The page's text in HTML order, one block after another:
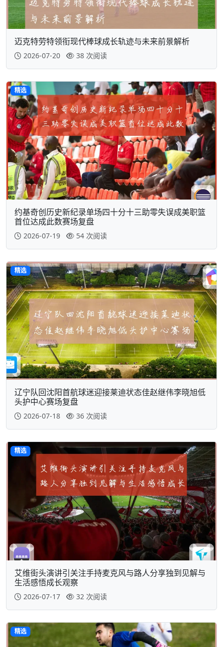
迈克特劳特领衔现代棒球成长轨迹与未来前景解析
2026-07-20 38 次阅读
精选
约基奇创历史新纪录单场四十分十三助零失误成美职篮
首位达成此数赛场复盘
2026-07-19 54 次阅读
精选
辽宁队回沈阳首航球迷迎接莱迪状态佳赵继伟李晓旭低
头护中心赛场复盘
2026-07-18 36 次阅读
精选
艾维街头演讲引关注手持麦克风与路人分享独到见解与
生活感悟成长观察
2026-07-17 32 次阅读
精选